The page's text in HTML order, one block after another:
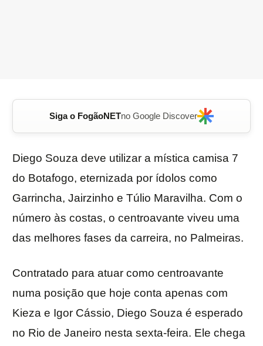
Siga o FogãoNETno Google Discover
Diego Souza deve utilizar a mística camisa 7
do Botafogo, eternizada por ídolos como
Garrincha, Jairzinho e Túlio Maravilha. Com o
número às costas, o centroavante viveu uma
das melhores fases da carreira, no Palmeiras.
Contratado para atuar como centroavante
numa posição que hoje conta apenas com
Kieza e Igor Cássio, Diego Souza é esperado
no Rio de Janeiro nesta sexta-feira. Ele chega